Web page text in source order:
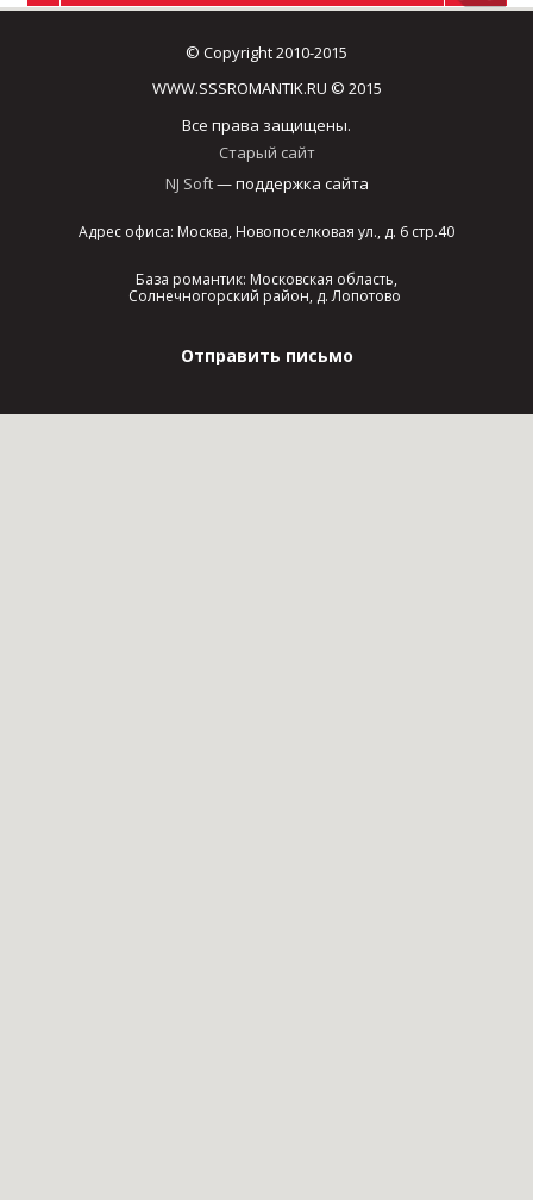
© Copyright 2010-2015
WWW.SSSROMANTIK.RU © 2015
Все права защищены.
Старый сайт
NJ Soft— поддержка сайта
Адрес офиса: Москва, Новопоселковая ул., д. 6 стр.40
База романтик: Московская область,
Солнечногорский район, д. Лопотово
Отправить письмо